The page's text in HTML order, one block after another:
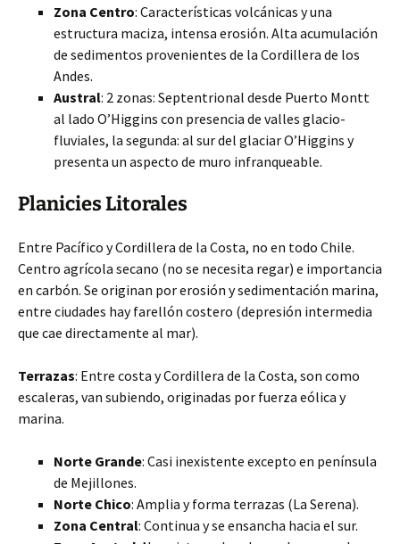
Zona Centro: Características volcánicas y una
estructura maciza, intensa erosión. Alta acumulación
de sedimentos provenientes de la Cordillera de los
Andes.
Austral: 2 zonas: Septentrional desde Puerto Montt
al lado O’Higgins con presencia de valles glacio-
fluviales, la segunda: al sur del glaciar O’Higgins y
presenta un aspecto de muro infranqueable.
Planicies Litorales
Entre Pacífico y Cordillera de la Costa, no en todo Chile.
Centro agrícola secano (no se necesita regar) e importancia
en carbón. Se originan por erosión y sedimentación marina,
entre ciudades hay farellón costero (depresión intermedia
que cae directamente al mar).
Terrazas: Entre costa y Cordillera de la Costa, son como
escaleras, van subiendo, originadas por fuerza eólica y
marina.
Norte Grande: Casi inexistente excepto en península
de Mejillones.
Norte Chico: Amplia y forma terrazas (La Serena).
Zona Central: Continua y se ensancha hacia el sur.